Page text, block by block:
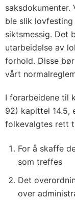
saksdokumenter.
ble slik
siktsmessig. Det
utarbeidelse av
forhold. Disse
vårt
I forarbeidene til
92) kapittel 14.5,
folkevalgtes rett
For å skaffe
som treffes
Det
over